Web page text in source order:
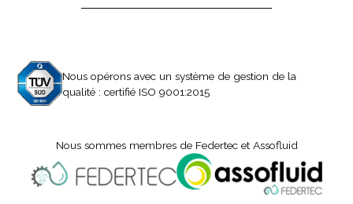
Nous opérons avec un système de gestion de la
qualité : certifié ISO 9001:2015
Nous sommes membres de Federtec et Assofluid